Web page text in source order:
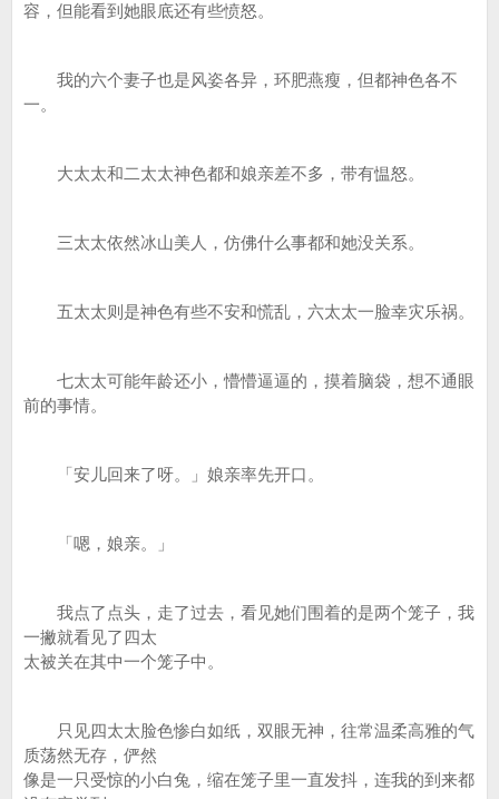
容，但能看到她眼底还有些愤怒。
我的六个妻子也是风姿各异，环肥燕瘦，但都神色各不
一。
大太太和二太太神色都和娘亲差不多，带有愠怒。
三太太依然冰山美人，仿佛什么事都和她没关系。
五太太则是神色有些不安和慌乱，六太太一脸幸灾乐祸。
七太太可能年龄还小，懵懵逼逼的，摸着脑袋，想不通眼
前的事情。
「安儿回来了呀。」娘亲率先开口。
「嗯，娘亲。」
我点了点头，走了过去，看见她们围着的是两个笼子，我
一撇就看见了四太
太被关在其中一个笼子中。
只见四太太脸色惨白如纸，双眼无神，往常温柔高雅的气
质荡然无存，俨然
像是一只受惊的小白兔，缩在笼子里一直发抖，连我的到来都